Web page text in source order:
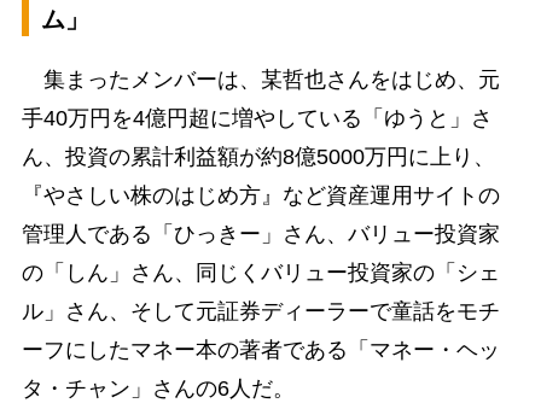
ム」
集まったメンバーは、某哲也さんをはじめ、元
手40万円を4億円超に増やしている「ゆうと」さ
ん、投資の累計利益額が約8億5000万円に上り、
『やさしい株のはじめ方』など資産運用サイトの
管理人である「ひっきー」さん、バリュー投資家
の「しん」さん、同じくバリュー投資家の「シェ
ル」さん、そして元証券ディーラーで童話をモチ
ーフにしたマネー本の著者である「マネー・ヘッ
タ・チャン」さんの6人だ。